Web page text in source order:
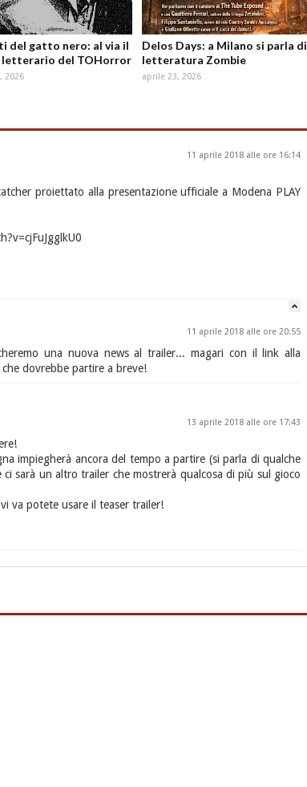
del gatto nero: al via il
del TOHorror
2026
Delos Days: a Milano si parla di
letteratura Zombie
aprile 23, 2026
11 aprile 2018 alle ore 16:14
proiettato alla presentazione ufficiale a Modena PLAY
11 aprile 2018 alle ore 20:55
una nuova news al trailer... magari con il link alla
dovrebbe partire a breve!
13 aprile 2018 alle ore 17:43
impiegherà ancora del tempo a partire (si parla di qualche
ci sarà un altro trailer che mostrerà qualcosa di più sul gioco
va potete usare il teaser trailer!